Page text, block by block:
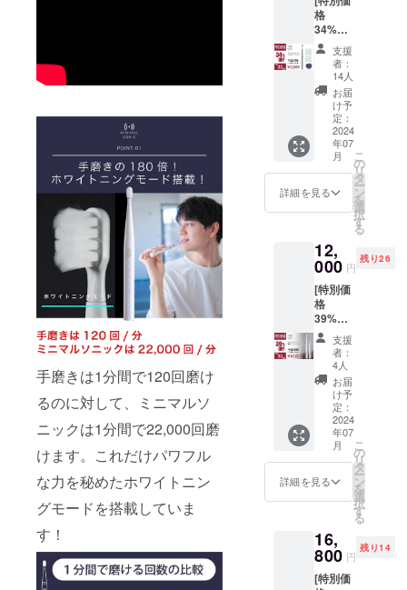
手磨きは1分間で120回磨け
るのに対して、ミニマルソ
ニックは1分間で22,000回磨
けます。これだけパワフル
な力を秘めたホワイトニン
グモードを搭載していま
す！
い。 ※
ご注文
状況、
使用部
材の供
給状
況、製
造工程
上の都
合等に
より出
荷時期
が遅れ
※税込、
送料込
格で
す。 ●
希望小
売価
格：
9,900円
●サイ
ズ/重
量：
22.3cm/
45g●カ
ラー展
ワイト●
使用方
注意事
項：歯
の表面
にブラ
ヘッド
×2個 ・
充電
ケーブ
ル×1個
（箱サ
イズ：
220mm
×50mm
×20mm
） ※デ
ザイ
ン・仕
性もご
ざいま
す。ご
了承く
ださ
い。 ※
ご注文
状況、
使用部
材の供
給状
況、製
造工程
上の都
合等に
より出
荷時期
ます。
※税込、
みの価
格
34%OF
F ！]
（限定
30個）
・ミニ
マルソ
ニッ
ク ス
タン
ダード
セット
（最新
ver）
・9,000
13,700
円の
34%OF
F］ ・
ミニマ
ルソ
ニック
本体×１
個 ・替
えブラ
シ×１
セット
（４
個） ・
デンタ
ルフロ
ス×１個
更にな
る可能
性もご
ざいま
支援
者：
14人
お届
け予
定：
2024
年07
月
詳細を見る
こ
の
リ
タ
ー
ン
を
選
択
す
る
12,
000 円
残り26
[特別価
格
39%OF
F ！]
（限定
30個）
・ミニ
マルソ
ニック×
２セッ
ト（最
新ver）
・
12,000
円 ［
19,800
39%OF
F］ ・
本体×2
個 ・交
支援
者：
4人
お届
け予
定：
2024
年07
月
詳細を見る
こ
の
リ
タ
ー
ン
を
選
択
す
る
16,
800 円
残り14
[特別価